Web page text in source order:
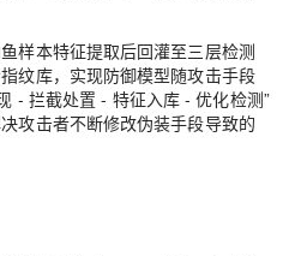
样本特征提取后回灌至三层检测
纹库，实现防御模型随攻击手段
- 拦截处置 - 特征入库 - 优化检测”
攻击者不断修改伪装手段导致的